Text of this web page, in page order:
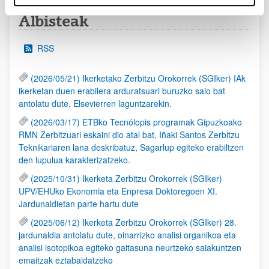
Albisteak
RSS
(2026/05/21) Ikerketako Zerbitzu Orokorrek (SGIker) IAk
ikerketan duen erabilera arduratsuari buruzko saio bat
antolatu dute, Elsevierren laguntzarekin.
(2026/03/17) ETBko Tecnólopis programak Gipuzkoako
RMN Zerbitzuari eskaini dio atal bat, Iñaki Santos Zerbitzu
Teknikariaren lana deskribatuz, Sagarlup egiteko erabiltzen
den lupulua karakterizatzeko.
(2025/10/31) Ikerketa Zerbitzu Orokorrek (SGIker)
UPV/EHUko Ekonomia eta Enpresa Doktoregoen XI.
Jardunaldietan parte hartu dute
(2025/06/12) Ikerketa Zerbitzu Orokorrek (SGIker) 28.
jardunaldia antolatu dute, oinarrizko analisi organikoa eta
analisi isotopikoa egiteko gaitasuna neurtzeko saiakuntzen
emaitzak eztabaidatzeko